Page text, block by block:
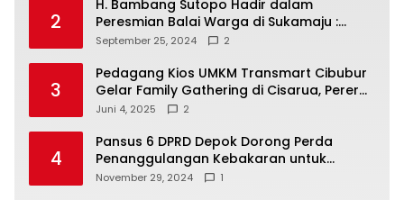
2
H. Bambang Sutopo Hadir dalam
Peresmian Balai Warga di Sukamaju :
Wadah Baru untuk Kolaborasi dan
September 25, 2024 2
3
Pedagang Kios UMKM Transmart Cibubur
Gelar Family Gathering di Cisarua, Pererat
Silaturahmi dan Kekompakan
Juni 4, 2025 2
4
Pansus 6 DPRD Depok Dorong Perda
Penanggulangan Kebakaran untuk
Keselamatan Warga
November 29, 2024 1